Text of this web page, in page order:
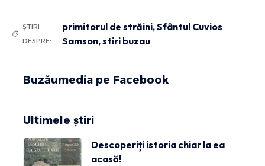
ȘTIRI
DESPRE:
primitorul de străini,Sfântul Cuvios
Samson,stiri buzau
Buzăumedia pe Facebook
Ultimele știri
Descoperiți istoria chiar la ea
acasă!